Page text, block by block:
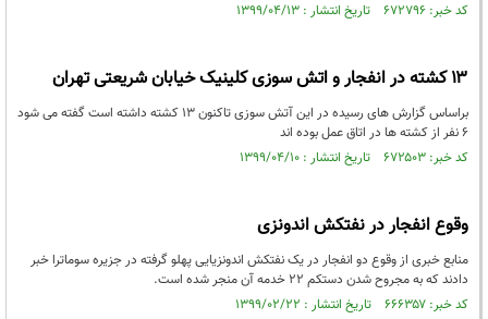
کد خبر: ۶۷۲۷۹۶ تاریخ انتشار : ۱۳۹۹/۰۴/۱۳
۱۳ کشته در انفجار و اتش سوزی کلینیک خیابان شریعتی تهران
براساس گزارش های رسیده در این آتش سوزی تاکنون ۱۳ کشته داشته است گفته می شود
۶ نفر از کشته ها در اتاق عمل بوده اند
کد خبر: ۶۷۲۵۰۳ تاریخ انتشار : ۱۳۹۹/۰۴/۱۰
وقوع انفجار در نفتکش اندونزی
منابع خبری از وقوع دو انفجار در یک نفتکش اندونزیایی پهلو گرفته در جزیره سوماترا خبر
دادند که به مجروح شدن دستکم ۲۲ خدمه آن منجر شده است.
کد خبر: ۶۶۶۳۵۷ تاریخ انتشار : ۱۳۹۹/۰۲/۲۲